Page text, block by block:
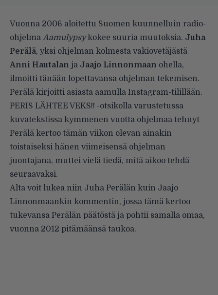
Vuonna 2006 aloitettu Suomen kuunnelluin radio-
ohjelma Aamulypsykokee suuria muutoksia. Juha
Perälä, yksi ohjelman kolmesta vakiovetäjästä
Anni Hautalan ja Jaajo Linnonmaan ohella,
ilmoitti tänään lopettavansa ohjelman tekemisen.
Perälä kirjoitti asiasta aamulla Instagram-tilillään.
PERIS LÄHTEE VEKS!! -otsikolla varustetussa
kuvatekstissa kymmenen vuotta ohjelmaa tehnyt
Perälä kertoo tämän viikon olevan ainakin
toistaiseksi hänen viimeisensä ohjelman
juontajana, muttei vielä tiedä, mitä aikoo tehdä
seuraavaksi.
Alta voit lukea niin Juha Perälän kuin Jaajo
Linnonmaankin kommentin, jossa tämä kertoo
tukevansa Perälän päätöstä ja pohtii samalla omaa,
vuonna 2012 pitämäänsä taukoa.